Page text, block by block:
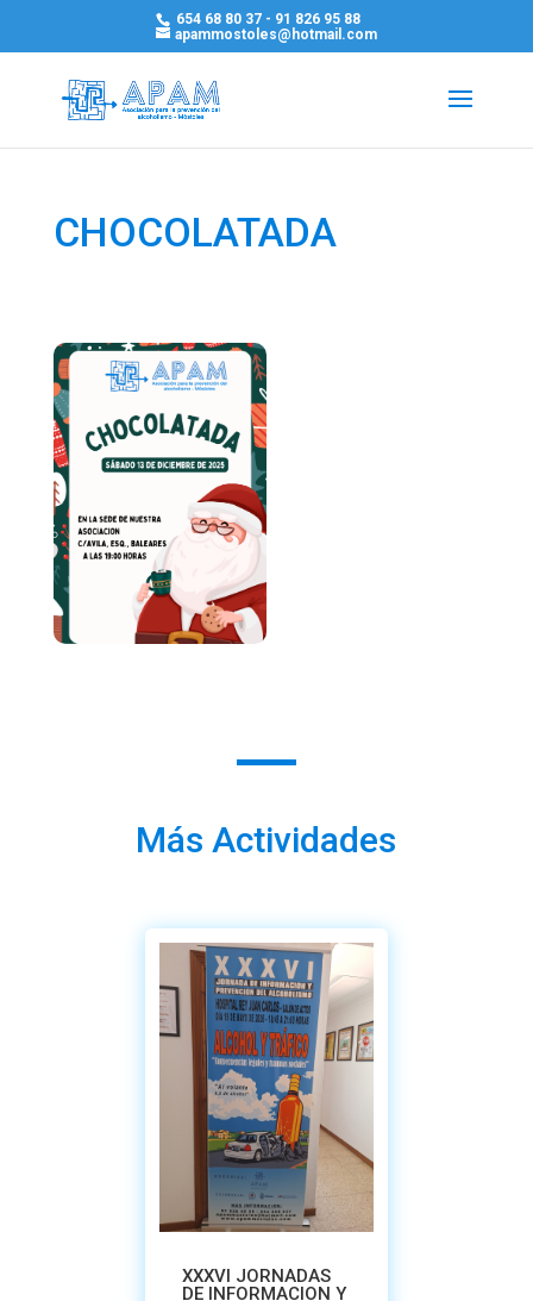
654 68 80 37 - 91 826 95 88
apammostoles@hotmail.com
CHOCOLATADA
Más Actividades
XXXVI JORNADAS
DE INFORMACION Y